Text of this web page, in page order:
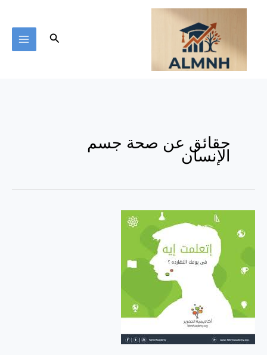
تخطي
البحث
حقائق عن صحة جسم
الإنسان
عن
الإنسان